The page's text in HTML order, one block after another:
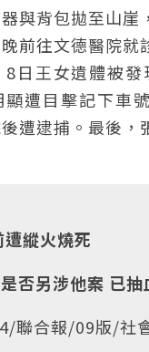
與背包拋至山崖
前往文德醫院就
日王女遺體被發
遭目擊記下車
遭逮捕。最後，
縱火燒死
否另涉他案 已抽
聯合報/09版/社